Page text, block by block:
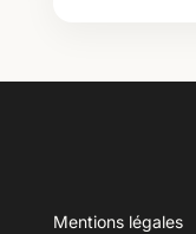
Mentions légales